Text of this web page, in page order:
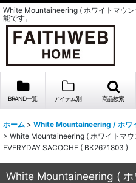
White Mountaineering ( ホワイトマウ
能です。
BRAND一覧 アイテム別 商品検索
ホーム > White Mountaineering / ホワ
> White Mountaineering ( ホワイトマウ
EVERYDAY SACOCHE ( BK2671803 )
White Mountaineering ( ホ